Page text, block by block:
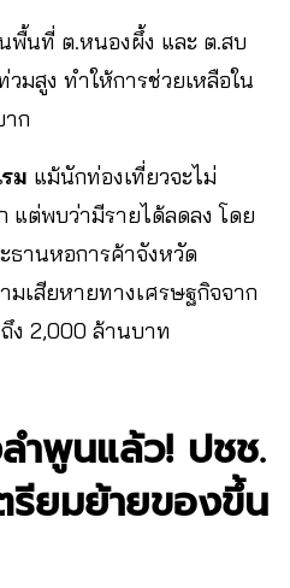
พื้นที่ ต.หนองผึ้ง และ ต.สบ
มสูง ทำให้การช่วยเหลือใน
ก
ม แม้นักท่องเที่ยวจะไม่
แต่พบว่ามีรายได้ลดลง โดย
ธานหอการค้าจังหวัด
มเสียหายทางเศรษฐกิจจาก
ง 2,000 ล้านบาท
ำพูนแล้ว! ปชช.
รียมย้ายของขึ้น